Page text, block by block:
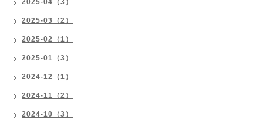
2025-04（3）
2025-03（2）
2025-02（1）
2025-01（3）
2024-12（1）
2024-11（2）
2024-10（3）